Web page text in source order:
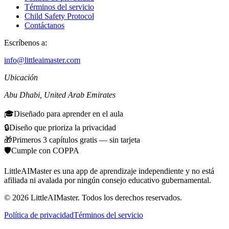
Términos del servicio
Child Safety Protocol
Contáctanos
Escríbenos a:
info@littleaimaster.com
Ubicación
Abu Dhabi United Arab Emirates
🎓Diseñado para aprender en el aula
🔒Diseño que prioriza la privacidad
🎁Primeros 3 capítulos gratis — sin tarjeta
🛡️Cumple con COPPA
LittleAIMaster es una app de aprendizaje independiente y no está
afiliada ni avalada por ningún consejo educativo gubernamental.
© 2026 LittleAIMaster. Todos los derechos reservados.
Política de privacidadTérminos del servicio